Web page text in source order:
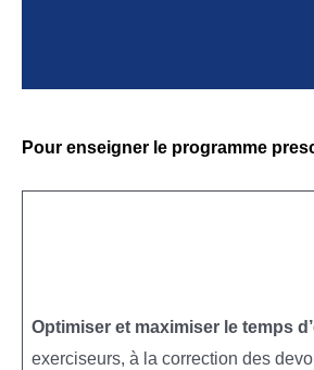
Pour enseigner le programme
Optimiser et maximiser le temps
exerciseurs, à la correction des